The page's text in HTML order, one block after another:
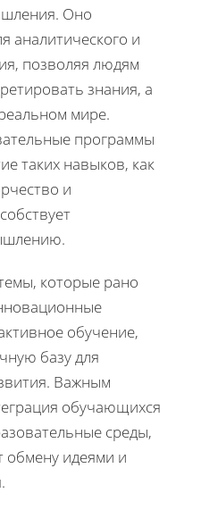
Оно
аналитического и
позволяя людям
знания, а
мире.
программы
таких навыков, как
и
которые рано
обучение,
базу для
Важным
обучающихся
среды,
обмену идеями и